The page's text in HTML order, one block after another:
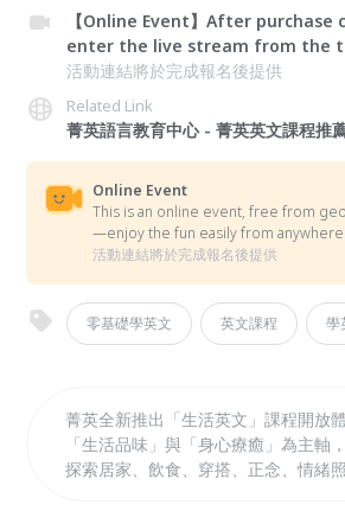
【Online Event】After
enter the live stream from the
活動連結將於完成報名後提供
Related Link
菁英語言教育中心 - 菁英英文課程推
Online Event
This is an online event, free from
—enjoy the fun easily from anywhere!
活動連結將於完成報名後提供
零基礎學英文 英文課程 學
菁英全新推出「生活英文」課程開放
「生活品味」與「身心療癒」為主軸
探索居家、飲食、穿搭、正念、情緒